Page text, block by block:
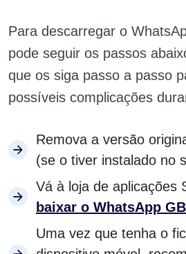
Para descarregar o
pode seguir os passos
que os siga passo a passo
possíveis complicações
Remova a versão
(se o tiver instalado no
Vá à loja de aplicações
baixar o WhatsApp GB
Uma vez que tenha o